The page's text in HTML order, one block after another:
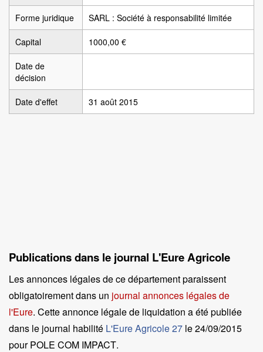
Forme juridique SARL : Société à responsabilité limitée
Capital 1000,00 €
Date de
décision
Date d'effet 31 août 2015
Publications dans le journal L'Eure Agricole
Les annonces légales de ce département paraissent
obligatoirement dans un journal annonces légales de
l'Eure. Cette annonce légale de liquidation a été publiée
dans le journal habilité L'Eure Agricole 27 le24/09/2015
pour POLE COM IMPACT.